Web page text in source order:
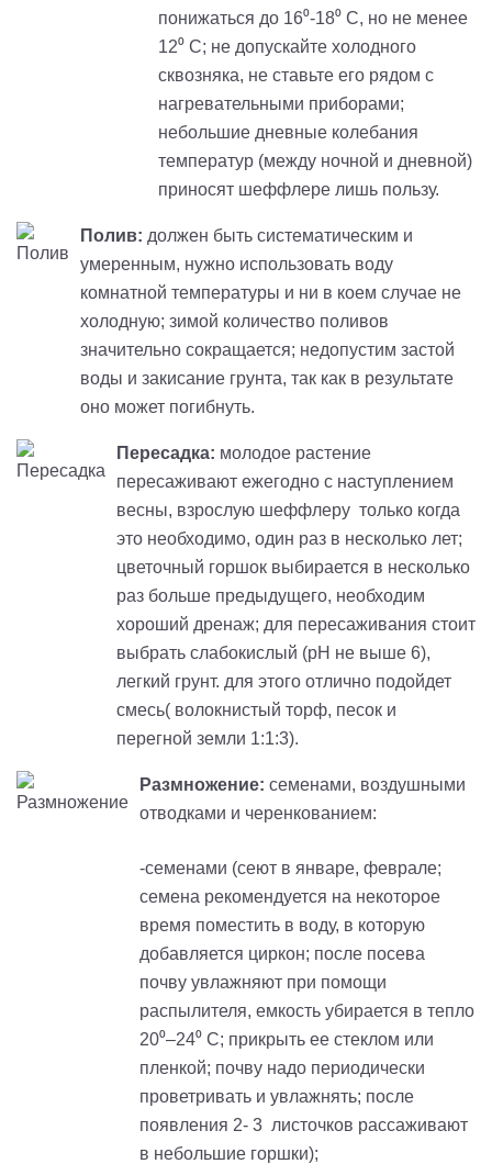
понижаться до 16⁰-18⁰ С, но не менее
12⁰ С; не допускайте холодного
сквозняка, не ставьте его рядом с
нагревательными приборами;
небольшие дневные колебания
температур (между ночной и дневной)
приносят шеффлере лишь пользу.
Полив: должен быть систематическим и
умеренным, нужно использовать воду
комнатной температуры и ни в коем случае не
холодную; зимой количество поливов
значительно сокращается; недопустим застой
воды и закисание грунта, так как в результате
оно может погибнуть.
Пересадка: молодое растение
пересаживают ежегодно с наступлением
весны, взрослую шеффлеру только когда
это необходимо, один раз в несколько лет;
цветочный горшок выбирается в несколько
раз больше предыдущего, необходим
хороший дренаж; для пересаживания стоит
выбрать слабокислый (рН не выше 6),
легкий грунт. для этого отлично подойдет
смесь( волокнистый торф, песок и
перегной земли 1:1:3).
Размножение: семенами, воздушными
отводками и черенкованием:
-cеменами (сеют в январе, феврале;
семена рекомендуется на некоторое
время поместить в воду, в которую
добавляется циркон; после посева
почву увлажняют при помощи
распылителя, емкость убирается в тепло
20⁰–24⁰ С; прикрыть ее стеклом или
пленкой; почву надо периодически
проветривать и увлажнять; после
появления 2- 3 листочков рассаживают
в небольшие горшки);